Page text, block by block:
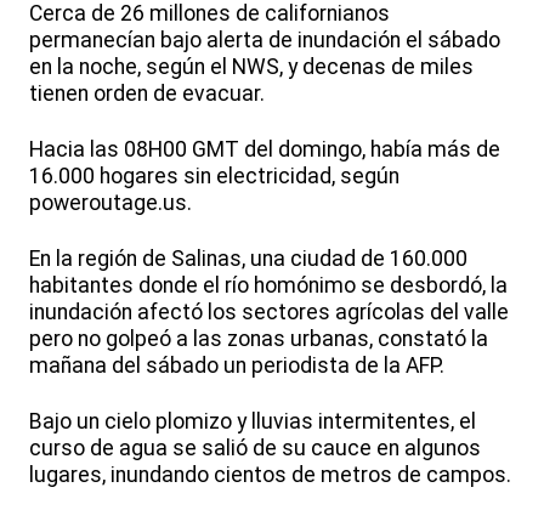
Cerca de 26 millones de californianos
permanecían bajo alerta de inundación el sábado
en la noche, según el NWS, y decenas de miles
tienen orden de evacuar.
Hacia las 08H00 GMT del domingo, había más de
16.000 hogares sin electricidad, según
poweroutage.us.
En la región de Salinas, una ciudad de 160.000
habitantes donde el río homónimo se desbordó, la
inundación afectó los sectores agrícolas del valle
pero no golpeó a las zonas urbanas, constató la
mañana del sábado un periodista de la AFP.
Bajo un cielo plomizo y lluvias intermitentes, el
curso de agua se salió de su cauce en algunos
lugares, inundando cientos de metros de campos.